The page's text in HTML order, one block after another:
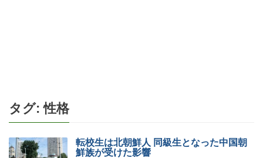
タグ:性格
転校生は北朝鮮人 同級生となった中国朝
鮮族が受けた影響